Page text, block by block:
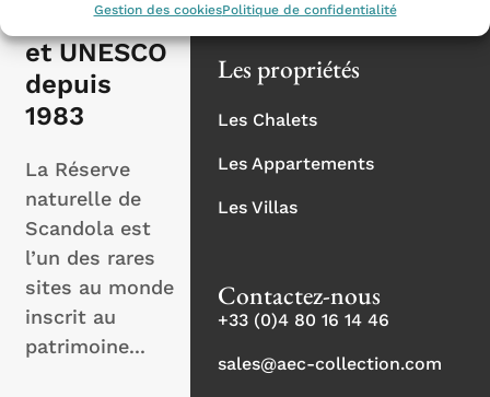
Gestion des cookiesPolitique de confidentialité
balbuzards
et UNESCO
depuis
1983
La Réserve
naturelle de
Scandola est
l’un des rares
sites au monde
inscrit au
patrimoine...
Les propriétés
Les Chalets
Les Appartements
Les Villas
Contactez-nous
+33 (0)4 80 16 14 46
sales@aec-collection.com